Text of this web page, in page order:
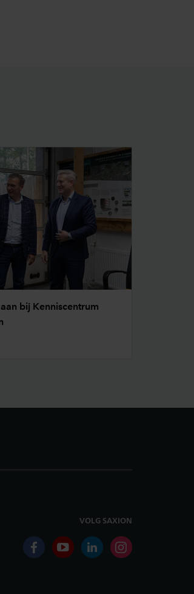
bij Kenniscentrum
VOLG SAXION
facebookyoutubelinkedininstagram